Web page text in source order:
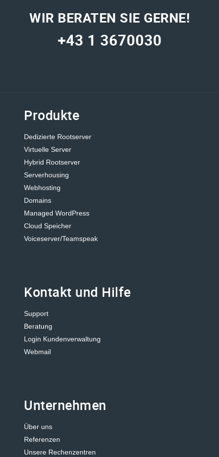
WIR BERATEN SIE GERNE!
+43 1 3670030
Produkte
Dedizierte Rootserver
Virtuelle Server
Hybrid Rootserver
Serverhousing
Webhosting
Domains
Managed WordPress
Cloud Speicher
Voiceserver/Teamspeak
Kontakt und Hilfe
Support
Beratung
Login Kundenverwaltung
Webmail
Unternehmen
Über uns
Referenzen
Unsere Rechenzentren